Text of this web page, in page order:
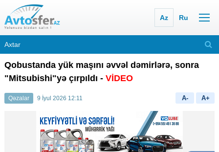
Az Ru
Qobustanda yük maşını əvvəl dəmirlərə, sonra
"Mitsubishi"yə çırpıldı - VİDEO
Qəzalar 9 İyul 2026 12:11 A- A+